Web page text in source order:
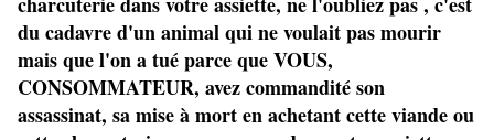
du cadavre d'un animal qui ne voulait pas mourir
mais que l'on a tué parce que VOUS,
CONSOMMATEUR, avez commandité son
assassinat, sa mise à mort en achetant cette viande ou